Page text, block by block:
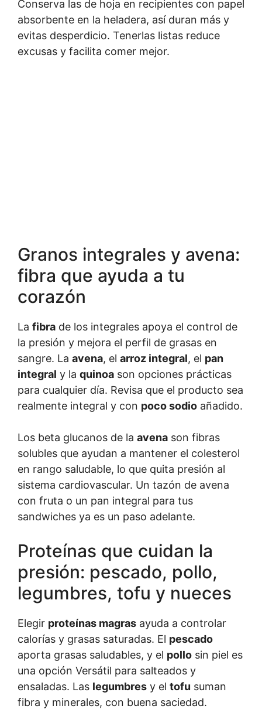
Conserva las de hoja en recipientes con papel
absorbente en la heladera, así duran más y
evitas desperdicio. Tenerlas listas reduce
excusas y facilita comer mejor.
Granos integrales y avena:
fibra que ayuda a tu
corazón
La fibra de los integrales apoya el control de
la presión y mejora el perfil de grasas en
sangre. La avena, el arroz integral, el pan
integral y la quinoa son opciones prácticas
para cualquier día. Revisa que el producto sea
realmente integral y con poco sodio añadido.
Los beta glucanos de la avena son fibras
solubles que ayudan a mantener el colesterol
en rango saludable, lo que quita presión al
sistema cardiovascular. Un tazón de avena
con fruta o un pan integral para tus
sandwiches ya es un paso adelante.
Proteínas que cuidan la
presión: pescado, pollo,
legumbres, tofu y nueces
Elegir proteínas magras ayuda a controlar
calorías y grasas saturadas. El pescado
aporta grasas saludables, y el pollo sin piel es
una opción Versátil para salteados y
ensaladas. Las legumbres y el tofu suman
fibra y minerales, con buena saciedad.